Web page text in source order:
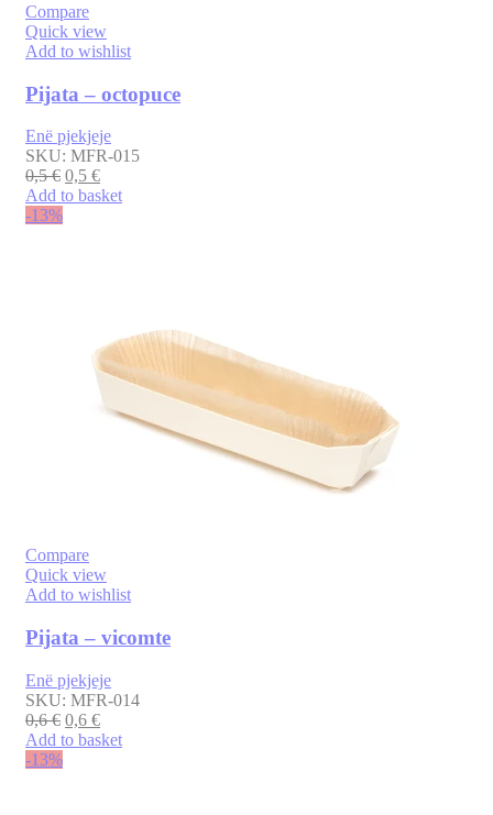
Compare
Quick view
Add to wishlist
Pijata – octopuce
Enë pjekjeje
SKU: MFR-015
0,5€ 0,5 €
Add to basket
-13%
Compare
Quick view
Add to wishlist
Pijata – vicomte
Enë pjekjeje
SKU: MFR-014
0,6€ 0,6 €
Add to basket
-13%